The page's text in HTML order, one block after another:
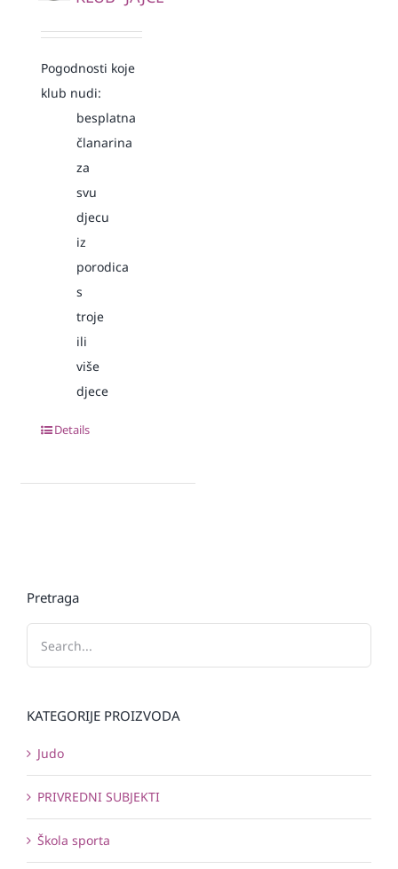
Pogodnosti koje
klub nudi:
besplatna
članarina
za
svu
djecu
iz
porodica
s
troje
ili
više
djece
Details
Pretraga
KATEGORIJE PROIZVODA
Judo
PRIVREDNI SUBJEKTI
Škola sporta